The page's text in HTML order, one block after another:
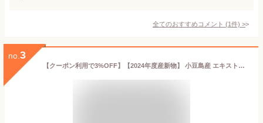
全てのおすすめコメント (1件) >
no. 3
【クーポン利用で3%OFF】【2024年度産新物】 小豆島産 エキストラバージンオリーブオイル 手摘み 182g 単品 まとめ買い 東洋オリーブ 高級 オリーブオイル 国産 小豆島 100% ギフト 包装 手土産 お礼 お祝い お返し 贈答 贈り物 プレゼント